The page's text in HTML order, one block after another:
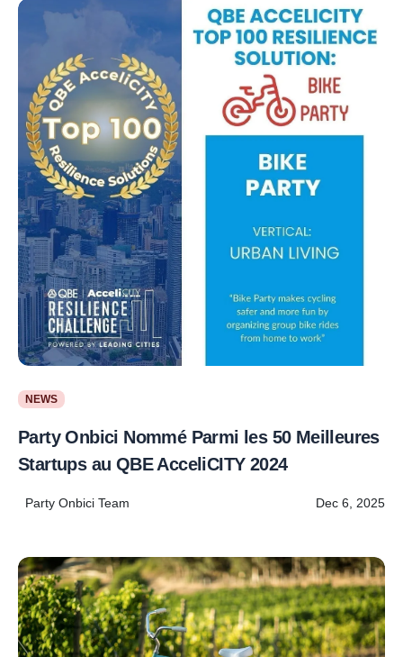
NEWS
Party Onbici Nommé Parmi les 50 Meilleures
Startups au QBE AcceliCITY 2024
Party Onbici Team Dec 6, 2025